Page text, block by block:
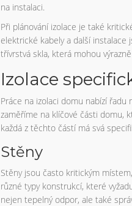
na instalaci.
Při plánování izolace je také
elektrické kabely a další
třívrstvá skla, která mohou
Izolace
Práce na izolaci domu nabízí
zaměříme na klíčové části domu,
každá z těchto částí má svá
Stěny
Stěny jsou často kritickým
různé typy konstrukcí, které
nejen tepelný odpor, ale také